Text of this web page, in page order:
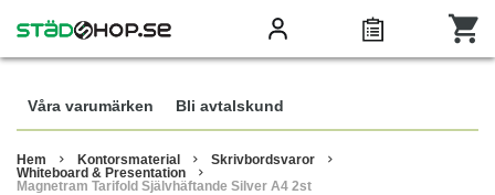
Våra varumärken Bli avtalskund
Hem Kontorsmaterial
Skrivbordsvaror
Whiteboard & Presentation
Magnetram Tarifold Självhäftande Silver A4 2st